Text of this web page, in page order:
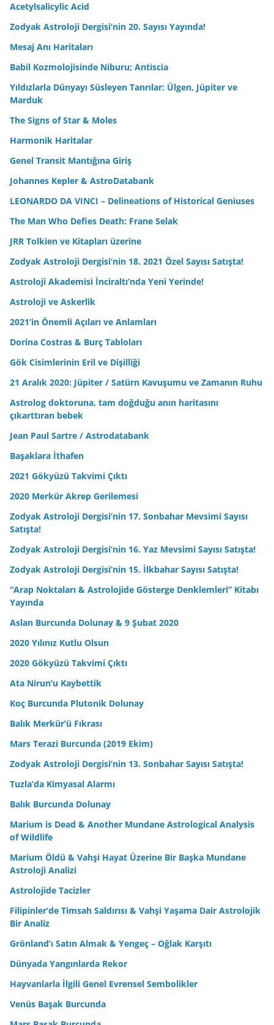
Acetylsalicylic Acid
Zodyak Astroloji Dergisi’nin 20. Sayısı Yayında!
Mesaj Anı Haritaları
Babil Kozmolojisinde Niburu; Antiscia
Yıldızlarla Dünyayı Süsleyen Tanrılar: Ülgen, Jüpiter ve
Marduk
The Signs of Star & Moles
Harmonik Haritalar
Genel Transit Mantığına Giriş
Johannes Kepler & AstroDatabank
LEONARDO DA VINCI – Delineations of Historical Geniuses
The Man Who Defies Death: Frane Selak
JRR Tolkien ve Kitapları üzerine
Zodyak Astroloji Dergisi’nin 18. 2021 Özel Sayısı Satışta!
Astroloji Akademisi İnciraltı’nda Yeni Yerinde!
Astroloji ve Askerlik
2021’in Önemli Açıları ve Anlamları
Dorina Costras & Burç Tabloları
Gök Cisimlerinin Eril ve Dişilliği
21 Aralık 2020: Jüpiter / Satürn Kavuşumu ve Zamanın Ruhu
Astrolog doktoruna, tam doğduğu anın haritasını
çıkarttıran bebek
Jean Paul Sartre / Astrodatabank
Başaklara İthafen
2021 Gökyüzü Takvimi Çıktı
2020 Merkür Akrep Gerilemesi
Zodyak Astroloji Dergisi’nin 17. Sonbahar Mevsimi Sayısı
Satışta!
Zodyak Astroloji Dergisi’nin 16. Yaz Mevsimi Sayısı Satışta!
Zodyak Astroloji Dergisi’nin 15. İlkbahar Sayısı Satışta!
“Arap Noktaları & Astrolojide Gösterge Denklemleri” Kitabı
Yayında
Aslan Burcunda Dolunay & 9 Şubat 2020
2020 Yılınız Kutlu Olsun
2020 Gökyüzü Takvimi Çıktı
Ata Nirun’u Kaybettik
Koç Burcunda Plutonik Dolunay
Balık Merkür’ü Fıkrası
Mars Terazi Burcunda (2019 Ekim)
Zodyak Astroloji Dergisi’nin 13. Sonbahar Sayısı Satışta!
Tuzla’da Kimyasal Alarmı
Balık Burcunda Dolunay
Marium is Dead & Another Mundane Astrological Analysis
of Wildlife
Marium Öldü & Vahşi Hayat Üzerine Bir Başka Mundane
Astroloji Analizi
Astrolojide Tacizler
Filipinler’de Timsah Saldırısı & Vahşi Yaşama Dair Astrolojik
Bir Analiz
Grönland’ı Satın Almak & Yengeç – Oğlak Karşıtı
Dünyada Yangınlarda Rekor
Hayvanlarla İlgili Genel Evrensel Sembolikler
Venüs Başak Burcunda